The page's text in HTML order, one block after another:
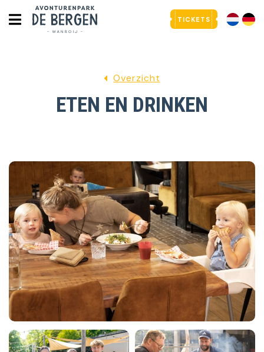
TICKETS
Overzicht
ETEN EN DRINKEN